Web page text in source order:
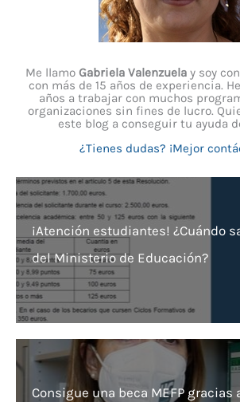
Me llamo Gabriela Valenzuelay soy
con más de 15 años de experiencia.
años a trabajar con muchos
organizaciones sin fines de lucro.
este blog a conseguir tu ayuda
¿Tienes dudas? ¡Mejor
¡Atención estudiantes! ¿Cuándo
del Ministerio de Educación?
Consigue una beca MEFP gracias